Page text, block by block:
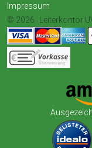
Impressum
© 2026
Leiterkontor